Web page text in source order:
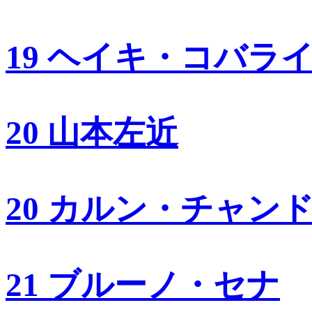
19 ヘイキ・コバラ
20 山本左近
20 カルン・チャン
21 ブルーノ・セナ